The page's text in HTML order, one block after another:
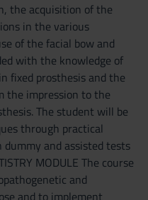
the acquisition of the
in the various
of the facial bow and
with the knowledge of
fixed prosthesis and the
the impression to the
The student will be
through practical
and assisted tests
MODULE The course
and
and to implement